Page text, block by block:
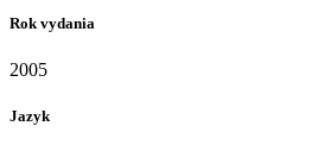
Rok vydania
2005
Jazyk